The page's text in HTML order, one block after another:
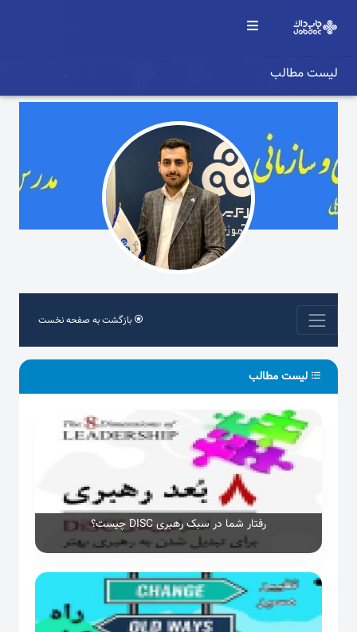
لیست مطالب
بازگشت به صفحه نخست
لیست مطالب
رفتار شما در سبک رهبری DISC چیست؟